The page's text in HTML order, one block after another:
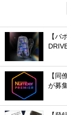
【バ
【同
が募